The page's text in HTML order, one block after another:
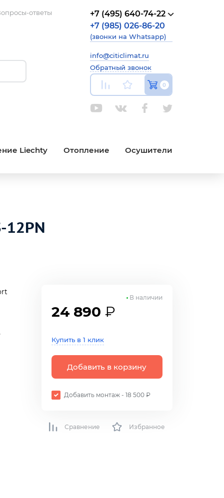
ответы
+7 (495) 640-74-22
+7 (985) 026-86-20
(звонки на Whatsapp)
info@citiclimat.ru
Обратный звонок
0
Liechty Отопление Осушители
12PN
24 890 ₽
Купить в 1 клик
Добавить в корзину
Добавить монтаж - 18 500 ₽
В наличии
Сравнение Избранное